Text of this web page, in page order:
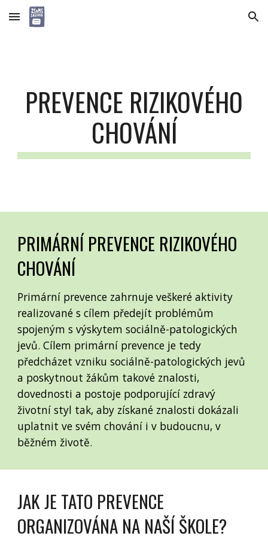
Skip to main content Skip to navigation
PREVENCE RIZIKOVÉHO
CHOVÁNÍ
PRIMÁRNÍ PREVENCE RIZIKOVÉHO
CHOVÁNÍ
Primární prevence zahrnuje veškeré aktivity
realizované s cílem předejít problémům
spojeným s výskytem sociálně-patologických
jevů. Cílem primární prevence je tedy
předcházet vzniku sociálně-patologických jevů
a poskytnout žákům takové znalosti,
dovednosti a postoje podporující zdravý
životní styl tak, aby získané znalosti dokázali
uplatnit ve svém chování i v budoucnu, v
běžném životě.
JAK JE TATO PREVENCE
ORGANIZOVÁNA NA NAŠÍ ŠKOLE?